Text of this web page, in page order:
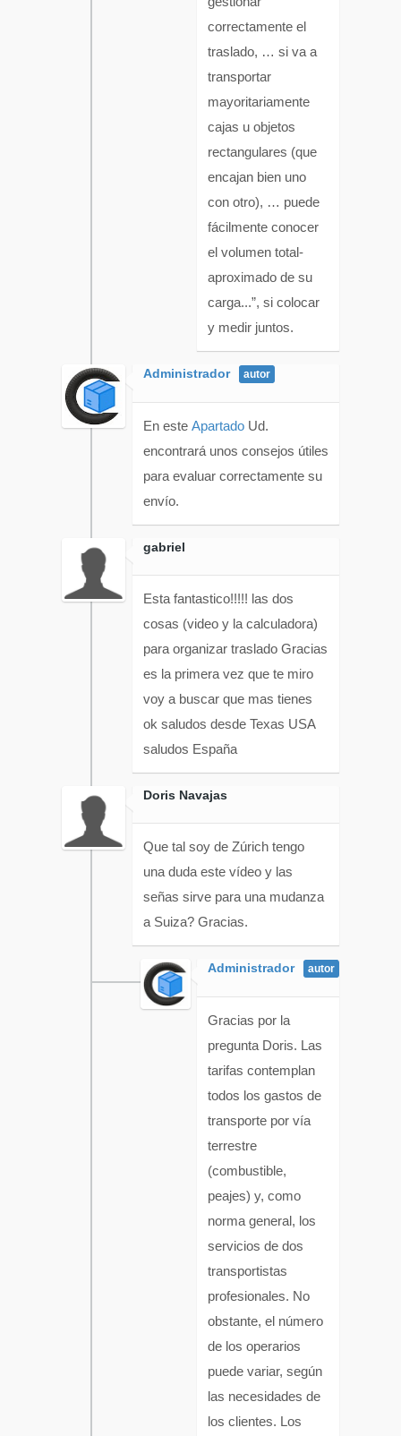
correctamente el
traslado, … si va a
transportar
mayoritariamente
cajas u objetos
rectangulares (que
encajan bien uno
con otro), … puede
fácilmente conocer
el volumen total-
aproximado de su
carga...”, si colocar
y medir juntos.
Administrador
En este Apartado Ud.
encontrará unos consejos útiles
para evaluar correctamente su
envío.
gabriel
Esta fantastico!!!!! las dos
cosas (video y la calculadora)
para organizar traslado Gracias
es la primera vez que te miro
voy a buscar que mas tienes
ok saludos desde Texas USA
saludos España
Doris Navajas
Que tal soy de Zúrich tengo
una duda este vídeo y las
señas sirve para una mudanza
a Suiza? Gracias.
Administrador
Gracias por la
pregunta Doris. Las
tarifas contemplan
todos los gastos de
transporte por vía
terrestre
(combustible,
peajes) y, como
norma general, los
servicios de dos
transportistas
profesionales. No
obstante, el número
de los operarios
puede variar, según
las necesidades de
los clientes. Los